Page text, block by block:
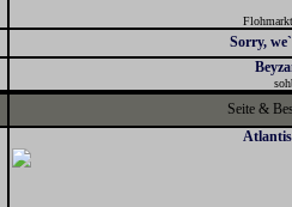
Sorry,
Seite &